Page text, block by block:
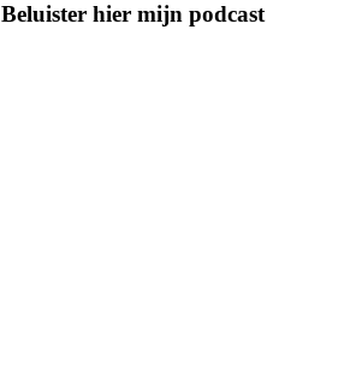
Beluister hier mijn podcast